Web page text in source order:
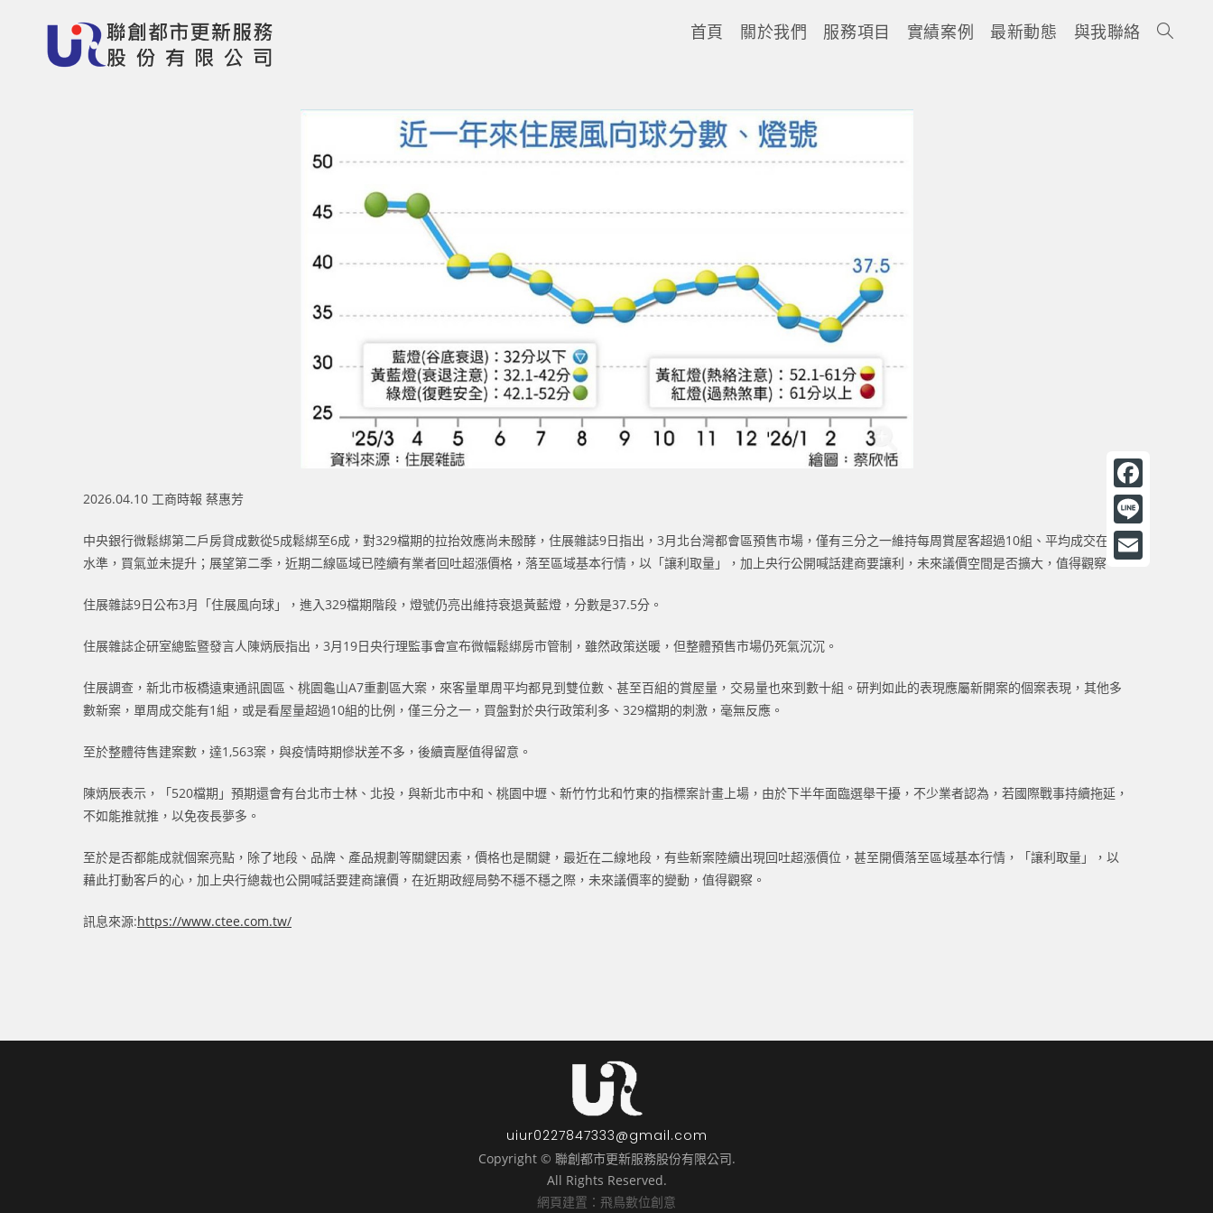
首頁 關於我們 服務項目 實績案例 最新動態 與我聯絡
2026.04.10 工商時報 蔡惠芳
中央銀行微鬆綁第二戶房貸成數從5成鬆綁至6成，對329檔期的拉抬效應尚未醱酵，住展雜誌9日指出，3月北台灣都會區預售市場，僅有三分之一維持每周賞屋客超過10組、平均成交在1組
水準，買氣並未提升；展望第二季，近期二線區域已陸續有業者回吐超漲價格，落至區域基本行情，以「讓利取量」，加上央行公開喊話建商要讓利，未來議價空間是否擴大，值得觀察。
住展雜誌9日公布3月「住展風向球」，進入329檔期階段，燈號仍亮出維持衰退黃藍燈，分數是37.5分。
住展雜誌企研室總監暨發言人陳炳辰指出，3月19日央行理監事會宣布微幅鬆綁房市管制，雖然政策送暖，但整體預售市場仍死氣沉沉。
住展調查，新北市板橋遠東通訊園區、桃園龜山A7重劃區大案，來客量單周平均都見到雙位數、甚至百組的賞屋量，交易量也來到數十組。研判如此的表現應屬新開案的個案表現，其他多
數新案，單周成交能有1組，或是看屋量超過10組的比例，僅三分之一，買盤對於央行政策利多、329檔期的刺激，毫無反應。
至於整體待售建案數，達1,563案，與疫情時期慘狀差不多，後續賣壓值得留意。
陳炳辰表示，「520檔期」預期還會有台北市士林、北投，與新北市中和、桃園中壢、新竹竹北和竹東的指標案計畫上場，由於下半年面臨選舉干擾，不少業者認為，若國際戰事持續拖延，
不如能推就推，以免夜長夢多。
至於是否都能成就個案亮點，除了地段、品牌、產品規劃等關鍵因素，價格也是關鍵，最近在二線地段，有些新案陸續出現回吐超漲價位，甚至開價落至區域基本行情，「讓利取量」，以
藉此打動客戶的心，加上央行總裁也公開喊話要建商讓價，在近期政經局勢不穩不穩之際，未來議價率的變動，值得觀察。
訊息來源:https://www.ctee.com.tw/
uiur0227847333@gmail.com
Copyright © 聯創都市更新服務股份有限公司.
All Rights Reserved.
網頁建置：飛鳥數位創意
F
a
c
L
l